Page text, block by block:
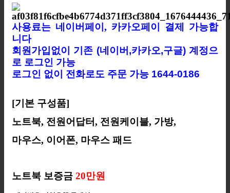
사용료는 네이버페이, 카카오페이 결제 가능합
니다
회원가입없이 기존 (네이버,카카오,구글) 계정으
로 로그인 가능
로그인 없이 전화로도 주문 가능 1644-0186
[기본 구성품]
노트북, 전원어답터, 전원케이블, 가방,
마우스, 이어폰, 마우스 패드
노트북 보증금 20만원